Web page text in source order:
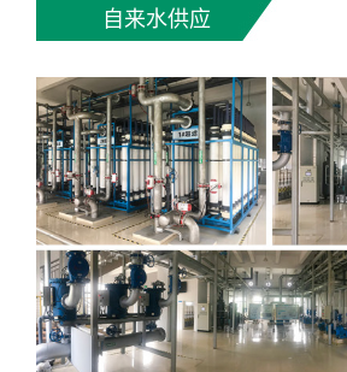
自来水供应